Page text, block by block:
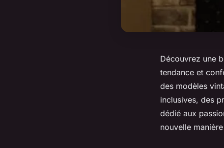
Découvrez une
tendance et
des modèles
inclusives, des
dédié aux
nouvelle